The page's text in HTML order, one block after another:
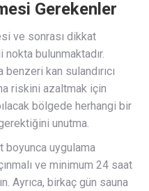
Gerekenler
ve sonrası dikkat
bulunmaktadır.
kan sulandırıcı
riskini azaltmak için
bölgede herhangi bir
unutma.
boyunca uygulama
ve minimum 24 saat
Ayrıca, birkaç gün sauna